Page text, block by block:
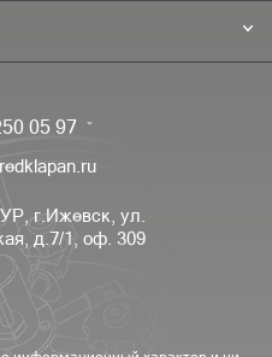
05 97
г.Ижевск, ул.
д.7/1, оф. 309